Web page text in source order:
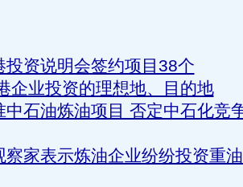
投资说明会签约项目38个
企业投资的理想地、目的地
中石油炼油项目 否定中石化竞
察家表示炼油企业纷纷投资重